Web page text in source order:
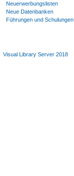
Neuerwerbungslisten
Neue Datenbanken
Führungen und Schulungen
Visual Library Server 2018